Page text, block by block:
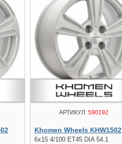
АРТИКУЛ: 590192
Khomen Wheels KHW1502
6x15 4/100 ET45 DIA 54.1